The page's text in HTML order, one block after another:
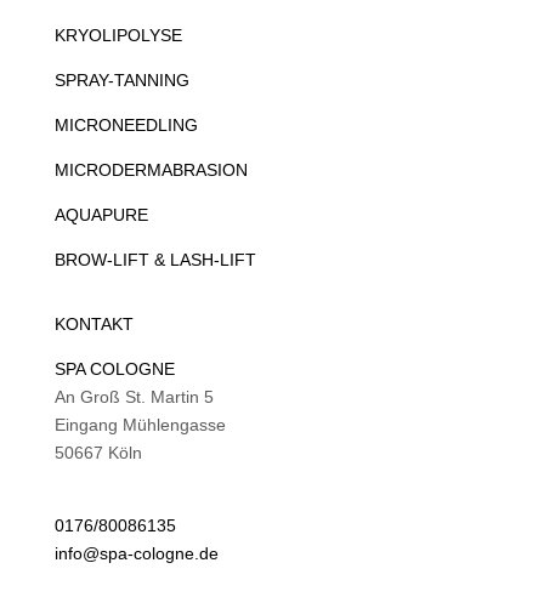
KRYOLIPOLYSE
SPRAY-TANNING
MICRONEEDLING
MICRODERMABRASION
AQUAPURE
BROW-LIFT & LASH-LIFT
KONTAKT
SPA COLOGNE
An Groß St. Martin 5
Eingang Mühlengasse
50667 Köln
0176/80086135
info@spa-cologne.de